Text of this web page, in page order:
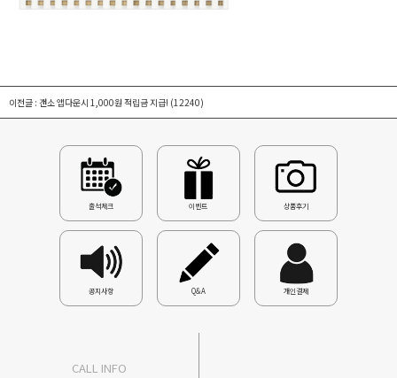
이전글 : 갠소 앱다운시 1,000원 적립금 지급! (12240)
출석체크 이벤트 상품후기
공지사항 Q&A 개인결제
CALL INFO